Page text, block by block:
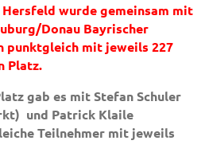
Hersfeld wurde gemeinsam mit
Donau Bayrischer
punktgleich mit jeweils 227
Platz.
gab es mit Stefan Schuler
und Patrick Klaile
Teilnehmer mit jeweils